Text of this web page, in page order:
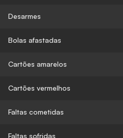
Desarmes
Bolas afastadas
Cartões amarelos
Cartões vermelhos
Faltas cometidas
Faltas sofridas